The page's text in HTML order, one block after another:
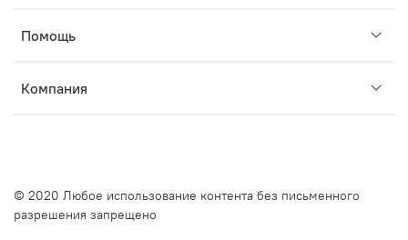
Помощь
Компания
© 2020 Любое использование контента без письменного
разрешения запрещено